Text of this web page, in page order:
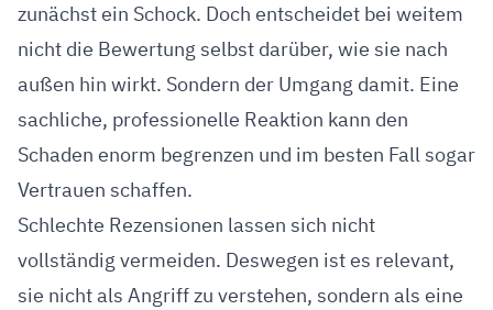
zunächst ein Schock. Doch entscheidet bei weitem
nicht die Bewertung selbst darüber, wie sie nach
außen hin wirkt. Sondern der Umgang damit. Eine
sachliche, professionelle Reaktion kann den
Schaden enorm begrenzen und im besten Fall sogar
Vertrauen schaffen.
Schlechte Rezensionen lassen sich nicht
vollständig vermeiden. Deswegen ist es relevant,
sie nicht als Angriff zu verstehen, sondern als eine